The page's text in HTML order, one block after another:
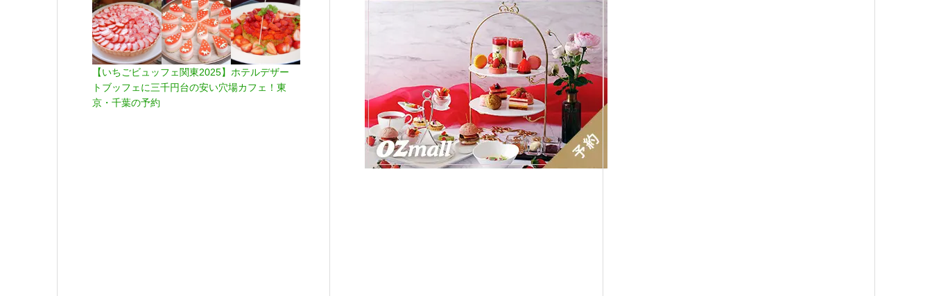
【いちごビュッフェ関東2025】ホテルデザー
トブッフェに三千円台の安い穴場カフェ！東
京・千葉の予約